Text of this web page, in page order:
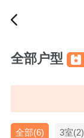
全部户型
全部(6) 3室(2)